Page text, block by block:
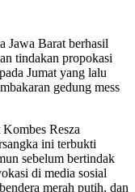
Jawa Barat berhasil
tindakan propokasi
Jumat yang lalu
gedung mess
Resza
ini terbukti
sebelum bertindak
di media sosial
merah putih, dan